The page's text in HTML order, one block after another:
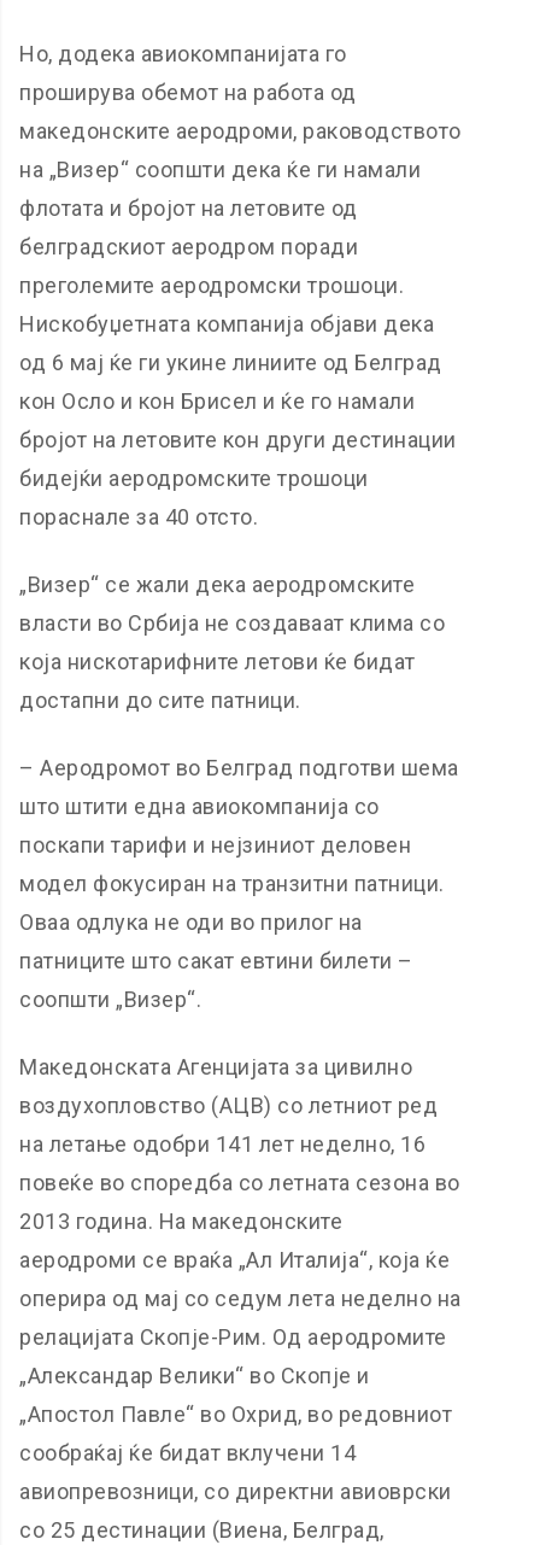
Но, додека авиокомпанијата го
проширува обемот на работа од
македонските аеродроми, раководството
на „Визер“ соопшти дека ќе ги намали
флотата и бројот на летовите од
белградскиот аеродром поради
преголемите аеродромски трошоци.
Нискобуџетната компанија објави дека
од 6 мај ќе ги укине линиите од Белград
кон Осло и кон Брисел и ќе го намали
бројот на летовите кон други дестинации
бидејќи аеродромските трошоци
пораснале за 40 отсто.
„Визер“ се жали дека аеродромските
власти во Србија не создаваат клима со
која нискотарифните летови ќе бидат
достапни до сите патници.
– Аеродромот во Белград подготви шема
што штити една авиокомпанија со
поскапи тарифи и нејзиниот деловен
модел фокусиран на транзитни патници.
Оваа одлука не оди во прилог на
патниците што сакат евтини билети –
соопшти „Визер“.
Македонската Агенцијата за цивилно
воздухопловство (АЦВ) со летниот ред
на летање одобри 141 лет неделно, 16
повеќе во споредба со летната сезона во
2013 година. На македонските
аеродроми се враќа „Ал Италија“, која ќе
оперира од мај со седум лета неделно на
релацијата Скопје-Рим. Од аеродромите
„Александар Велики“ во Скопје и
„Апостол Павле“ во Охрид, во редовниот
сообраќај ќе бидат вклучени 14
авиопревозници, со директни авиоврски
со 25 дестинации (Виена, Белград,